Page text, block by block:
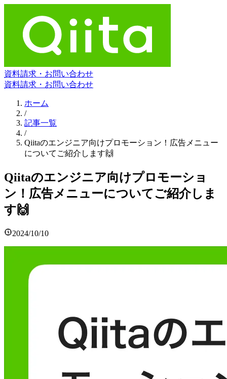
資料請求・お問い合わせ
資料請求・お問い合わせ
ホーム
/
記事一覧
/
Qiitaのエンジニア向けプロモーション！広告メニュー
についてご紹介します🙌
Qiitaのエンジニア向けプロモーショ
ン！広告メニューについてご紹介しま
す🙌
2024/10/10